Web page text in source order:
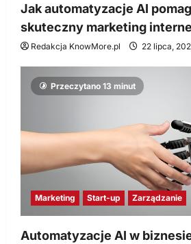
Jak automatyzacje AI
skuteczny marketing
Redakcja KnowMore.pl 22 lipca,
Przeczytano 13 minut
Marketing Start-up Zarządzanie
Automatyzacje AI w